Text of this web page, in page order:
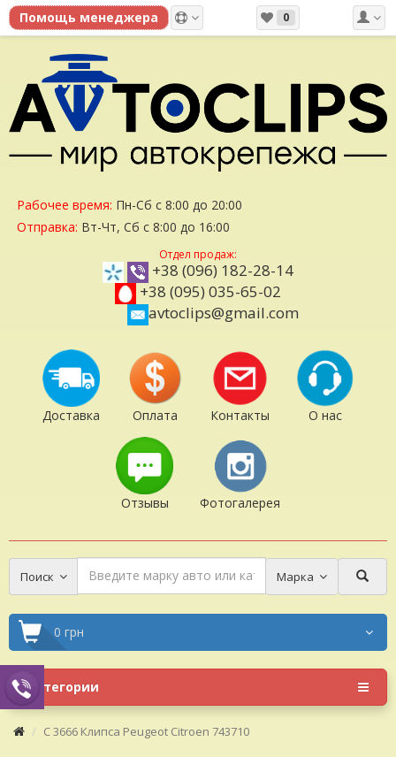
0
Рабочее время: Пн-Сб с 8:00 до 20:00
Отправка: Вт-Чт, Сб с 8:00 до 16:00
Отдел продаж:
+38 (096) 182-28-14
+38 (095) 035-65-02
avtoclips@gmail.com
Доставка Оплата Контакты О нас
Отзывы Фотогалерея
Поиск Марка
0 грн
Категории
C 3666 Клипса Peugeot Citroen 743710